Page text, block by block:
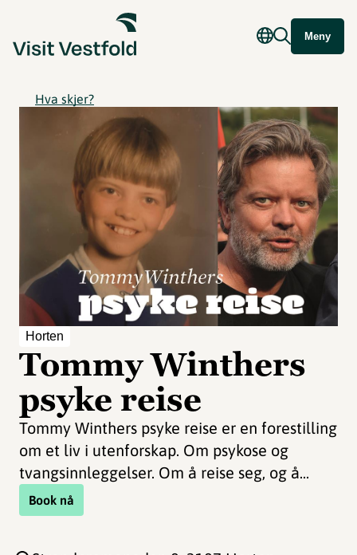
Meny
Hva skjer?
Horten
Tommy Winthers
psyke reise
Tommy Winthers psyke reise er en forestilling
om et liv i utenforskap. Om psykose og
tvangsinnleggelser. Om å reise seg, og å...
Book nå